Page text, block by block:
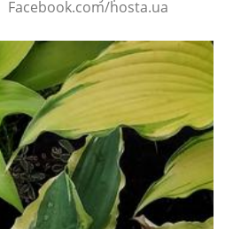
Facebook.com/hosta.ua